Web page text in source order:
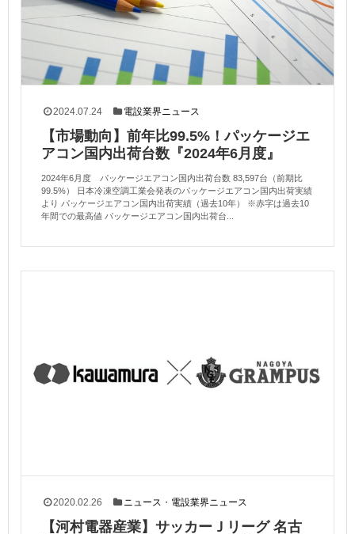
2024.07.24 電設業界ニュース
【市場動向】前年比99.5%！パッケージエ
アコン国内出荷台数『2024年6月度』
2024年6月度 パッケージエアコン国内出荷台数 83,597台（前期比
99.5%） 日本冷凍空調工業会発表のパッケージエアコン国内出荷実績
より パッケージエアコン国内出荷実績（過去10年） ※赤字は過去10
年間での最高値 パッケージエアコン国内出荷台...
2020.02.26 ニュース ・ 電設業界ニュース
【河村電器産業】サッカーＪリーグ 名古